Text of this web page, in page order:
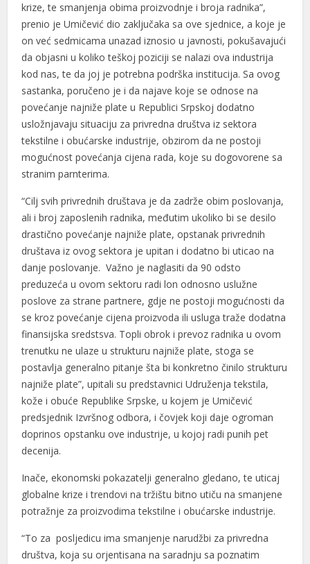
krize, te smanjenja obima proizvodnje i broja radnika”,
prenio je Umičević dio zaključaka sa ove sjednice, a koje je
on već sedmicama unazad iznosio u javnosti, pokušavajući
da objasni u koliko teškoj poziciji se nalazi ova industrija
kod nas, te da joj je potrebna podrška institucija. Sa ovog
sastanka, poručeno je i da najave koje se odnose na
povećanje najniže plate u Republici Srpskoj dodatno
usložnjavaju situaciju za privredna društva iz sektora
tekstilne i obućarske industrije, obzirom da ne postoji
mogućnost povećanja cijena rada, koje su dogovorene sa
stranim parnterima.
“Cilj svih privrednih društava je da zadrže obim poslovanja,
ali i broj zaposlenih radnika, međutim ukoliko bi se desilo
drastično povećanje najniže plate, opstanak privrednih
društava iz ovog sektora je upitan i dodatno bi uticao na
danje poslovanje. Važno je naglasiti da 90 odsto
preduzeća u ovom sektoru radi lon odnosno uslužne
poslove za strane partnere, gdje ne postoji mogućnosti da
se kroz povećanje cijena proizvoda ili usluga traže dodatna
finansijska sredstsva. Topli obrok i prevoz radnika u ovom
trenutku ne ulaze u strukturu najniže plate, stoga se
postavlja generalno pitanje šta bi konkretno činilo strukturu
najniže plate”, upitali su predstavnici Udruženja tekstila,
kože i obuće Republike Srpske, u kojem je Umičević
predsjednik Izvršnog odbora, i čovjek koji daje ogroman
doprinos opstanku ove industrije, u kojoj radi punih pet
decenija.
Inače, ekonomski pokazatelji generalno gledano, te uticaj
globalne krize i trendovi na tržištu bitno utiču na smanjene
potražnje za proizvodima tekstilne i obućarske industrije.
“To za posljedicu ima smanjenje narudžbi za privredna
društva, koja su orjentisana na saradnju sa poznatim